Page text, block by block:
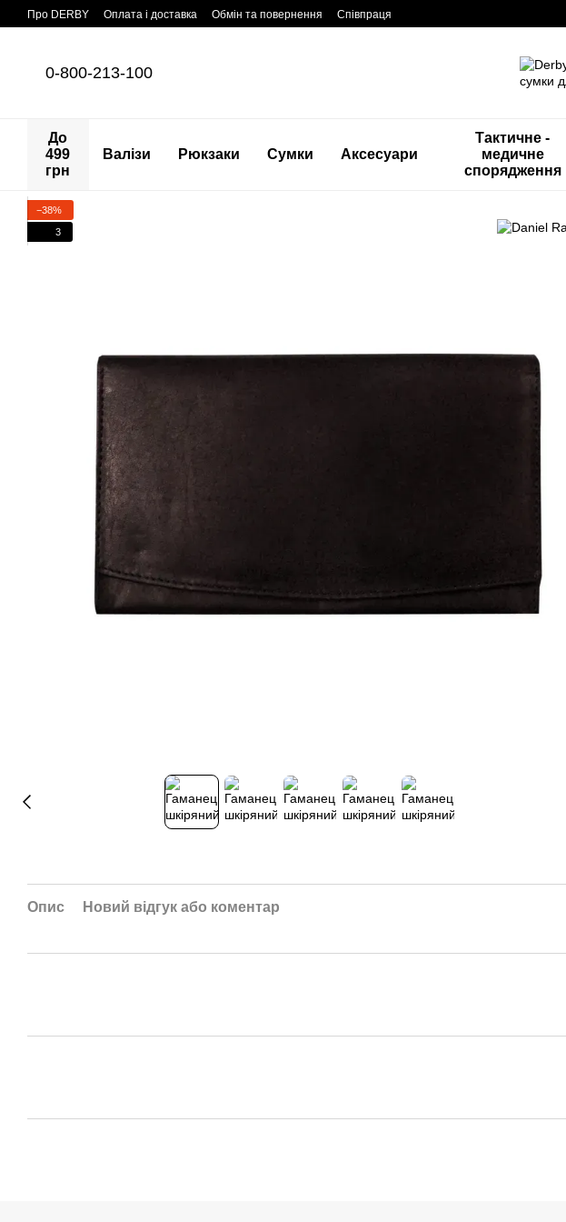
Перейти до основного контенту
Про DERBY Оплата і доставка Обмін та повернення Співпраця
0-800-213-100
До
499
грн
Валізи Рюкзаки Сумки Аксесуари
Тактичне -
медичне
спорядження
−38%
3
Опис Новий відгук або коментар